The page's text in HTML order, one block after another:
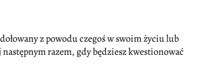
z powodu czegoś w swoim życiu lub
razem, gdy będziesz kwestionować